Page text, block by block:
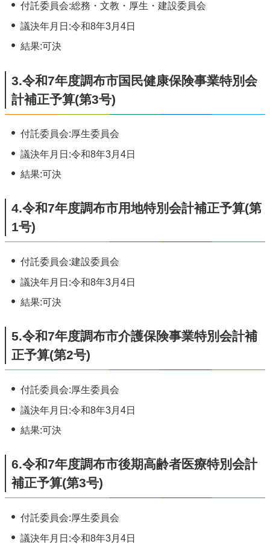
付託委員会:総務・文教・厚生・建設委員会
議決年月日:令和8年3月4日
結果:可決
3.令和7年度調布市国民健康保険事業特別会
計補正予算(第3号)
付託委員会:厚生委員会
議決年月日:令和8年3月4日
結果:可決
4.令和7年度調布市用地特別会計補正予算(第
1号)
付託委員会:建設委員会
議決年月日:令和8年3月4日
結果:可決
5.令和7年度調布市介護保険事業特別会計補
正予算(第2号)
付託委員会:厚生委員会
議決年月日:令和8年3月4日
結果:可決
6.令和7年度調布市後期高齢者医療特別会計
補正予算(第3号)
付託委員会:厚生委員会
議決年月日:令和8年3月4日